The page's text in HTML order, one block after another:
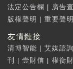
法定公告欄 | 廣告
版權聲明 | 重要聲明
友情鏈接
清博智能 | 艾媒諮詢
刊
| 壹財信 | 權衡